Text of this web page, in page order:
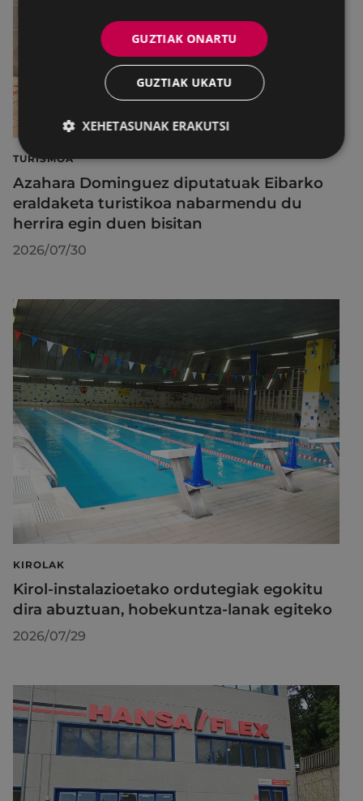
TURISMOA
Azahara Dominguez diputatuak Eibarko
eraldaketa turistikoa nabarmendu du
herrira egin duen bisitan
2026/07/30
KIROLAK
Kirol-instalazioetako ordutegiak egokitu
dira abuztuan, hobekuntza-lanak egiteko
2026/07/29
GUZTIAK ONARTU
GUZTIAK UKATU
XEHETASUNAK ERAKUTSI